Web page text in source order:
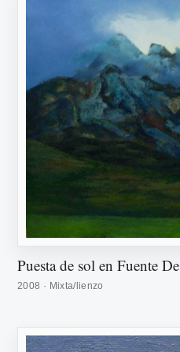
Puesta de sol en Fuente De
2008 · Mixta/lienzo